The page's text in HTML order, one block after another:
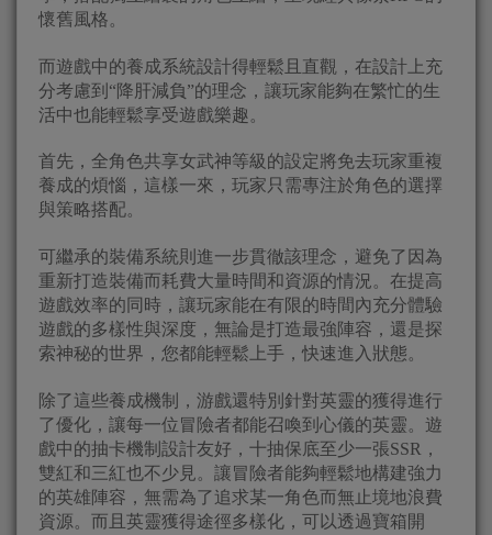
懷舊風格。
而遊戲中的養成系統設計得輕鬆且直觀，在設計上充
分考慮到“降肝減負”的理念，讓玩家能夠在繁忙的生
活中也能輕鬆享受遊戲樂趣。
首先，全角色共享女武神等級的設定將免去玩家重複
養成的煩惱，這樣一來，玩家只需專注於角色的選擇
與策略搭配。
可繼承的裝備系統則進一步貫徹該理念，避免了因為
重新打造裝備而耗費大量時間和資源的情況。在提高
遊戲效率的同時，讓玩家能在有限的時間內充分體驗
遊戲的多樣性與深度，無論是打造最強陣容，還是探
索神秘的世界，您都能輕鬆上手，快速進入狀態。
除了這些養成機制，游戲還特別針對英靈的獲得進行
了優化，讓每一位冒險者都能召喚到心儀的英靈。遊
戲中的抽卡機制設計友好，十抽保底至少一張SSR，
雙紅和三紅也不少見。讓冒險者能夠輕鬆地構建強力
的英雄陣容，無需為了追求某一角色而無止境地浪費
資源。而且英靈獲得途徑多樣化，可以透過寶箱開